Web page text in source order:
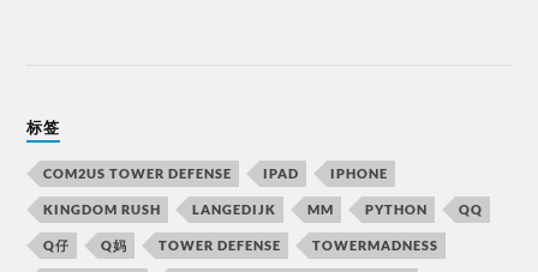
标签
COM2US TOWER DEFENSE IPAD IPHONE
KINGDOM RUSH LANGEDIJK MM PYTHON QQ
Q仔 Q妈 TOWER DEFENSE TOWERMADNESS